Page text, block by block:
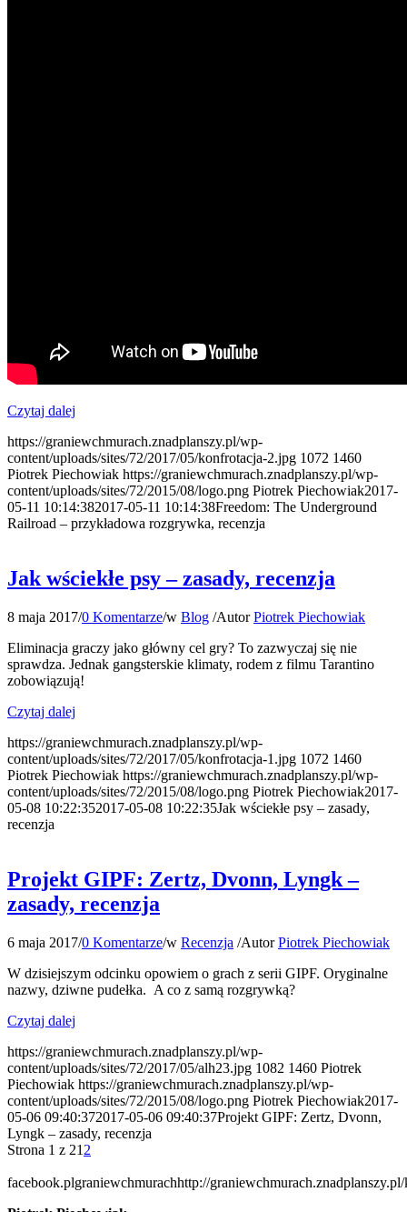
Czytaj dalej
https://graniewchmurach.znadplanszy.pl/wp-
content/uploads/sites/72/2017/05/konfrotacja-2.jpg 1072 1460
Piotrek Piechowiak https://graniewchmurach.znadplanszy.pl/wp-
content/uploads/sites/72/2015/08/logo.png Piotrek Piechowiak2017-
05-11 10:14:382017-05-11 10:14:38Freedom: The Underground
Railroad – przykładowa rozgrywka, recenzja
Jak wściekłe psy – zasady, recenzja
8 maja 2017/0 Komentarze/w Blog /AutorPiotrek Piechowiak
Eliminacja graczy jako główny cel gry? To zazwyczaj się nie
sprawdza. Jednak gangsterskie klimaty, rodem z filmu Tarantino
zobowiązują!
Czytaj dalej
https://graniewchmurach.znadplanszy.pl/wp-
content/uploads/sites/72/2017/05/konfrotacja-1.jpg 1072 1460
Piotrek Piechowiak https://graniewchmurach.znadplanszy.pl/wp-
content/uploads/sites/72/2015/08/logo.png Piotrek Piechowiak2017-
05-08 10:22:352017-05-08 10:22:35Jak wściekłe psy – zasady,
recenzja
Projekt GIPF: Zertz, Dvonn, Lyngk –
zasady, recenzja
6 maja 2017/0 Komentarze/w Recenzja /AutorPiotrek Piechowiak
W dzisiejszym odcinku opowiem o grach z serii GIPF. Oryginalne
nazwy, dziwne pudełka. A co z samą rozgrywką?
Czytaj dalej
https://graniewchmurach.znadplanszy.pl/wp-
content/uploads/sites/72/2017/05/alh23.jpg 1082 1460 Piotrek
Piechowiak https://graniewchmurach.znadplanszy.pl/wp-
content/uploads/sites/72/2015/08/logo.png Piotrek Piechowiak2017-
05-06 09:40:372017-05-06 09:40:37Projekt GIPF: Zertz, Dvonn,
Lyngk – zasady, recenzja
Strona 1 z 21 2
facebook.plgraniewchmurachhttp://